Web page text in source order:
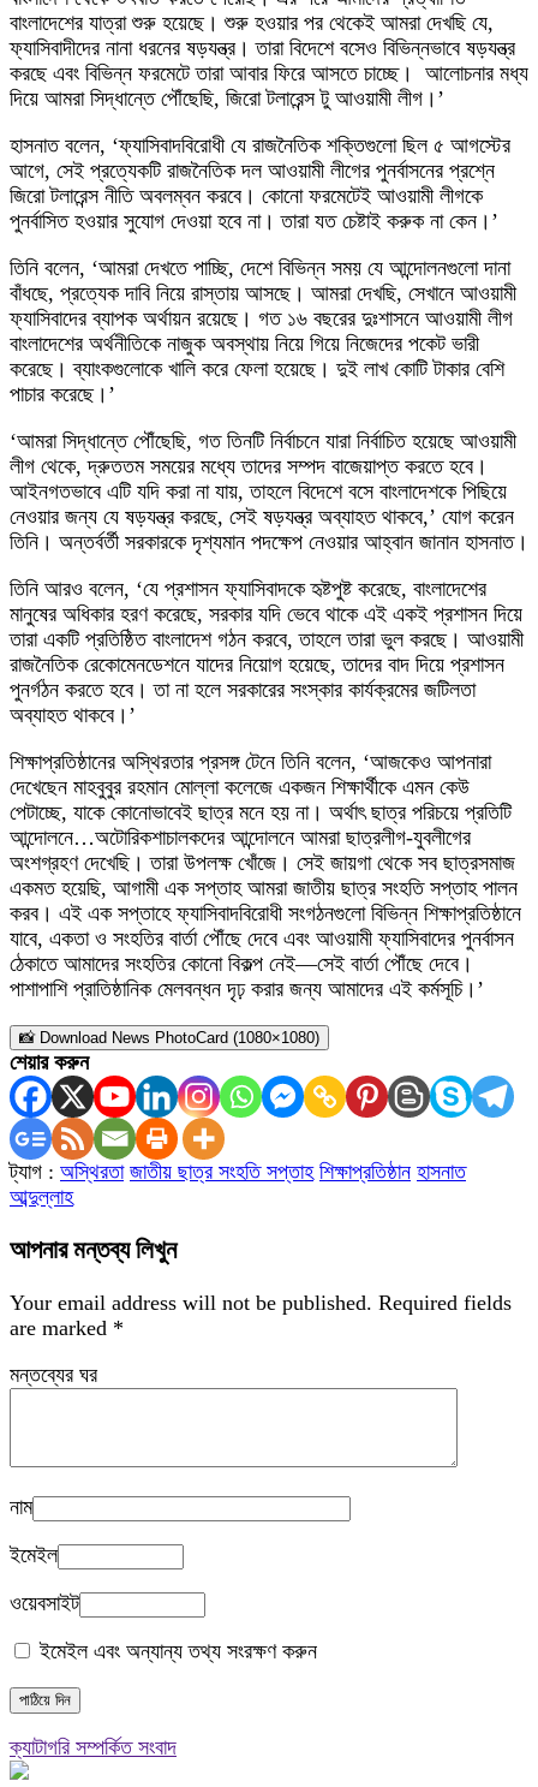
বাংলাদেশের যাত্রা শুরু হয়েছে। শুরু হওয়ার পর থেকেই আমরা দেখছি যে,
ফ্যাসিবাদীদের নানা ধরনের ষড়যন্ত্র। তারা বিদেশে বসেও বিভিন্নভাবে ষড়যন্ত্র
করছে এবং বিভিন্ন ফরমেটে তারা আবার ফিরে আসতে চাচ্ছে। আলোচনার মধ্য
দিয়ে আমরা সিদ্ধান্তে পৌঁছেছি, জিরো টলারেন্স টু আওয়ামী লীগ।’
হাসনাত বলেন, ‘ফ্যাসিবাদবিরোধী যে রাজনৈতিক শক্তিগুলো ছিল ৫ আগস্টের
আগে, সেই প্রত্যেকটি রাজনৈতিক দল আওয়ামী লীগের পুনর্বাসনের প্রশ্নে
জিরো টলারেন্স নীতি অবলম্বন করবে। কোনো ফরমেটেই আওয়ামী লীগকে
পুনর্বাসিত হওয়ার সুযোগ দেওয়া হবে না। তারা যত চেষ্টাই করুক না কেন।’
তিনি বলেন, ‘আমরা দেখতে পাচ্ছি, দেশে বিভিন্ন সময় যে আন্দোলনগুলো দানা
বাঁধছে, প্রত্যেক দাবি নিয়ে রাস্তায় আসছে। আমরা দেখছি, সেখানে আওয়ামী
ফ্যাসিবাদের ব্যাপক অর্থায়ন রয়েছে। গত ১৬ বছরের দুঃশাসনে আওয়ামী লীগ
বাংলাদেশের অর্থনীতিকে নাজুক অবস্থায় নিয়ে গিয়ে নিজেদের পকেট ভারী
করেছে। ব্যাংকগুলোকে খালি করে ফেলা হয়েছে। দুই লাখ কোটি টাকার বেশি
পাচার করেছে।’
‘আমরা সিদ্ধান্তে পৌঁছেছি, গত তিনটি নির্বাচনে যারা নির্বাচিত হয়েছে আওয়ামী
লীগ থেকে, দ্রুততম সময়ের মধ্যে তাদের সম্পদ বাজেয়াপ্ত করতে হবে।
আইনগতভাবে এটি যদি করা না যায়, তাহলে বিদেশে বসে বাংলাদেশকে পিছিয়ে
নেওয়ার জন্য যে ষড়যন্ত্র করছে, সেই ষড়যন্ত্র অব্যাহত থাকবে,’ যোগ করেন
তিনি। অন্তর্বর্তী সরকারকে দৃশ্যমান পদক্ষেপ নেওয়ার আহ্বান জানান হাসনাত।
তিনি আরও বলেন, ‘যে প্রশাসন ফ্যাসিবাদকে হৃষ্টপুষ্ট করেছে, বাংলাদেশের
মানুষের অধিকার হরণ করেছে, সরকার যদি ভেবে থাকে এই একই প্রশাসন দিয়ে
তারা একটি প্রতিষ্ঠিত বাংলাদেশ গঠন করবে, তাহলে তারা ভুল করছে। আওয়ামী
রাজনৈতিক রেকোমেনডেশনে যাদের নিয়োগ হয়েছে, তাদের বাদ দিয়ে প্রশাসন
পুনর্গঠন করতে হবে। তা না হলে সরকারের সংস্কার কার্যক্রমের জটিলতা
অব্যাহত থাকবে।’
শিক্ষাপ্রতিষ্ঠানের অস্থিরতার প্রসঙ্গ টেনে তিনি বলেন, ‘আজকেও আপনারা
দেখেছেন মাহবুবুর রহমান মোল্লা কলেজে একজন শিক্ষার্থীকে এমন কেউ
পেটাচ্ছে, যাকে কোনোভাবেই ছাত্র মনে হয় না। অর্থাৎ ছাত্র পরিচয়ে প্রতিটি
আন্দোলনে…অটোরিকশাচালকদের আন্দোলনে আমরা ছাত্রলীগ-যুবলীগের
অংশগ্রহণ দেখেছি। তারা উপলক্ষ খোঁজে। সেই জায়গা থেকে সব ছাত্রসমাজ
একমত হয়েছি, আগামী এক সপ্তাহ আমরা জাতীয় ছাত্র সংহতি সপ্তাহ পালন
করব। এই এক সপ্তাহে ফ্যাসিবাদবিরোধী সংগঠনগুলো বিভিন্ন শিক্ষাপ্রতিষ্ঠানে
যাবে, একতা ও সংহতির বার্তা পৌঁছে দেবে এবং আওয়ামী ফ্যাসিবাদের পুনর্বাসন
ঠেকাতে আমাদের সংহতির কোনো বিকল্প নেই—সেই বার্তা পৌঁছে দেবে।
পাশাপাশি প্রাতিষ্ঠানিক মেলবন্ধন দৃঢ় করার জন্য আমাদের এই কর্মসূচি।’
📸 Download News PhotoCard (1080×1080)
শেয়ার করুন
ট্যাগ : অস্থিরতা জাতীয় ছাত্র সংহতি সপ্তাহ শিক্ষাপ্রতিষ্ঠান হাসনাত
আব্দুল্লাহ
আপনার মন্তব্য লিখুন
Your email address will not be published. Required fields
are marked *
মন্তব্যের ঘর
নাম
ইমেইল
ওয়েবসাইট
ইমেইল এবং অন্যান্য তথ্য সংরক্ষণ করুন
ক্যাটাগরি সম্পর্কিত সংবাদ